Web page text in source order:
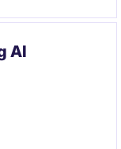
AI